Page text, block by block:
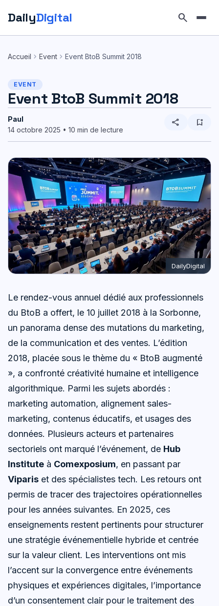
DailyDigital search
Accueil chevron_right Event chevron_right Event BtoB Summit 2018
EVENT
Event BtoB Summit 2018
Paul
14 octobre 2025 • 10 min de lecture
share bookmark_add
DailyDigital
Le rendez-vous annuel dédié aux professionnels
du BtoB a offert, le 10 juillet 2018 à la Sorbonne,
un panorama dense des mutations du marketing,
de la communication et des ventes. L’édition
2018, placée sous le thème du « BtoB augmenté
», a confronté créativité humaine et intelligence
algorithmique. Parmi les sujets abordés :
marketing automation, alignement sales-
marketing, contenus éducatifs, et usages des
données. Plusieurs acteurs et partenaires
sectoriels ont marqué l’événement, de Hub
Institute à Comexposium, en passant par
Viparis et des spécialistes tech. Les retours ont
permis de tracer des trajectoires opérationnelles
pour les années suivantes. En 2025, ces
enseignements restent pertinents pour structurer
une stratégie événementielle hybride et centrée
sur la valeur client. Les interventions ont mis
l’accent sur la convergence entre événements
physiques et expériences digitales, l’importance
d’un consentement clair pour le traitement des